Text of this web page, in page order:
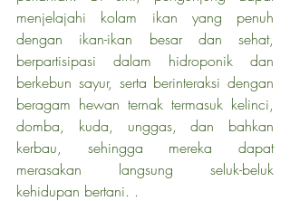
menjelajahi kolam ikan yang penuh
dengan ikan-ikan besar dan sehat,
berpartisipasi dalam hidroponik dan
berkebun sayur, serta berinteraksi dengan
beragam hewan ternak termasuk kelinci,
domba, kuda, unggas, dan bahkan
kerbau, sehingga mereka dapat
merasakan langsung seluk-beluk
kehidupan bertani. .